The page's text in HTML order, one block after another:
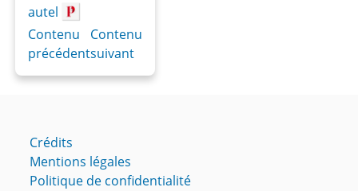
autel
Contenu
précédent
Contenu
suivant
Crédits
Mentions légales
Politique de confidentialité